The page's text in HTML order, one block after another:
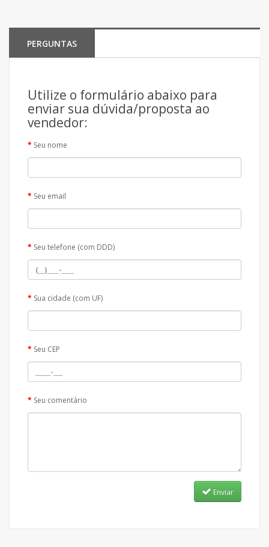
PERGUNTAS
Utilize o formulário abaixo para
enviar sua dúvida/proposta ao
vendedor:
Seu nome
Seu email
Seu telefone (com DDD)
Sua cidade (com UF)
Seu CEP
Seu comentário
Enviar